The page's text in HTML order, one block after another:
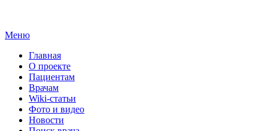
Меню
Главная
О проекте
Пациентам
Врачам
Wiki-статьи
Фото и видео
Новости